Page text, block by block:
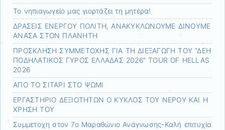
Το νηπιαγωγείο μας γιορτάζει τη μητέρα!
ΔΡΑΣΕΙΣ ΕΝΕΡΓΟΥ ΠΟΛΙΤΗ, ΑΝΑΚΥΚΛΩΝΟΥΜΕ ΔΙΝΟΥΜΕ
ΑΝΑΣΑ ΣΤΟΝ ΠΛΑΝΗΤΗ
ΠΡΟΣΚΛΗΣΗ ΣΥΜΜΕΤΟΧΗΣ ΓΙΑ ΤΗ ΔΙΕΞΑΓΩΓΗ ΤΟΥ “ΔΕΗ
ΠΟΔΗΛΑΤΙΚΟΣ ΓΥΡΟΣ ΕΛΛΑΔΑΣ 2026” TOUR OF HELLAS
2026
ΑΠΟ ΤΟ ΣΙΤΑΡΙ ΣΤΟ ΨΩΜΙ
ΕΡΓΑΣΤΗΡΙΟ ΔΕΞΙΟΤΗΤΩΝ Ο ΚΥΚΛΟΣ ΤΟΥ ΝΕΡΟΥ ΚΑΙ Η
ΧΡΗΣΗ ΤΟΥ
Συμμετοχη στον 7ο Μαραθώνιο Ανάγνωσης-Καλή επιτυχία